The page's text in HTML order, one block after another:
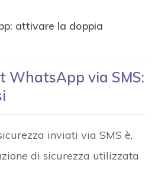
attivare la doppia
WhatsApp via SMS:
inviati via SMS è,
di sicurezza utilizzata